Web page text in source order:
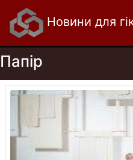
Новини для
Папір